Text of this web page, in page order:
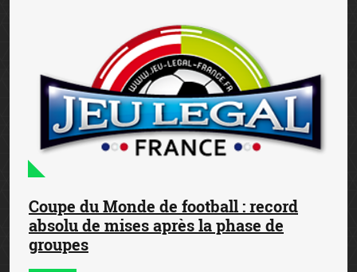
Coupe du Monde de football : record
absolu de mises après la phase de
groupes